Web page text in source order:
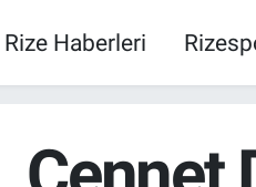
Rize Haberleri